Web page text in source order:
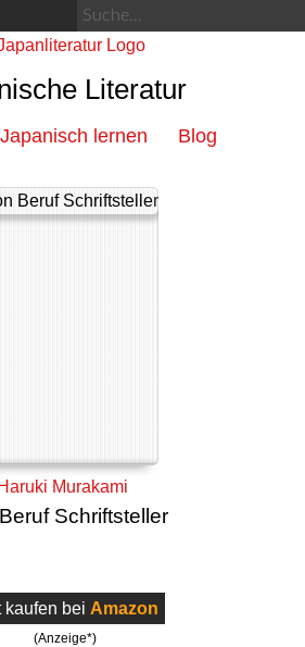
Literatur
Japanisch lernen Blog
Haruki Murakami
Schriftsteller
kaufen bei Amazon
(Anzeige*)